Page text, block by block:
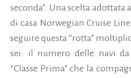
seconda”. Una scelta adottata
di casa Norwegian Cruise
seguire questa “rotta”
sei: il numero delle navi
“Classe Prima” che la